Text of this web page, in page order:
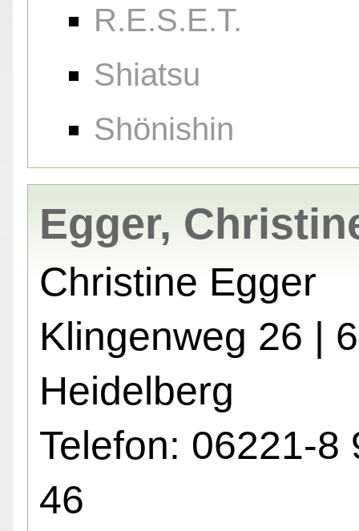
R.E.S.E.T.
Shiatsu
Shönishin
Egger,
Christine Egger
Klingenweg 26 |
Heidelberg
Telefon: 06221-8
46